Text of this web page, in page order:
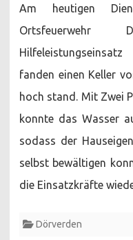
Am heutigen
fanden einen Keller
hoch stand. Mit Zwei
konnte das Wasser
sodass der
selbst bewältigen
die Einsatzkräfte
Dörverden